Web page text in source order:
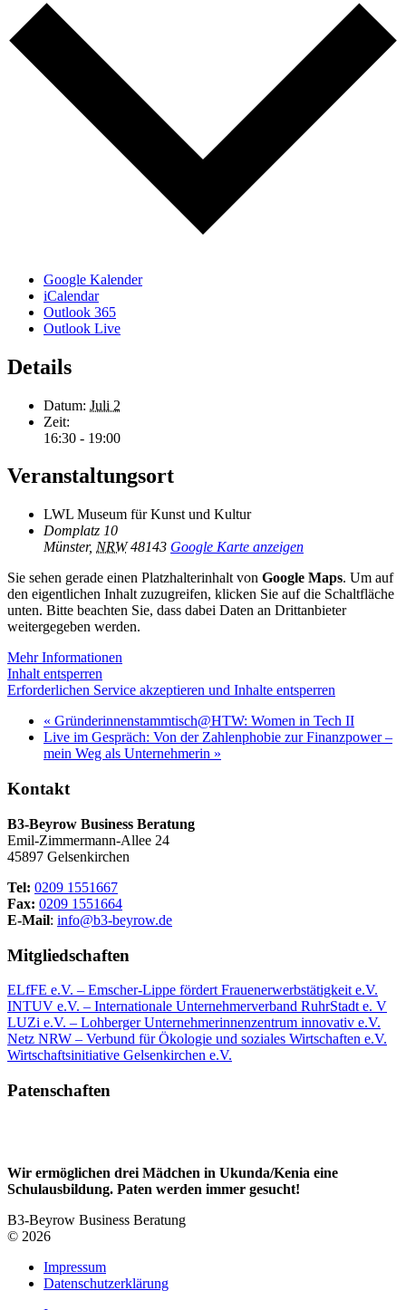
Google Kalender
iCalendar
Outlook 365
Outlook Live
Details
Datum: Juli 2
Zeit:
16:30 - 19:00
Veranstaltungsort
LWL Museum für Kunst und Kultur
Domplatz 10
Münster, NRW 48143 Google Karte anzeigen
Sie sehen gerade einen Platzhalterinhalt von Google Maps. Um auf
den eigentlichen Inhalt zuzugreifen, klicken Sie auf die Schaltfläche
unten. Bitte beachten Sie, dass dabei Daten an Drittanbieter
weitergegeben werden.
Mehr Informationen
Inhalt entsperren
Erforderlichen Service akzeptieren und Inhalte entsperren
« Gründerinnenstammtisch@HTW: Women in Tech II
Live im Gespräch: Von der Zahlenphobie zur Finanzpower –
mein Weg als Unternehmerin »
Kontakt
B3-Beyrow Business Beratung
Emil-Zimmermann-Allee 24
45897 Gelsenkirchen
Tel: 0209 1551667
Fax: 0209 1551664
E-Mail: info@b3-beyrow.de
Mitgliedschaften
ELfFE e.V. – Emscher-Lippe fördert Frauenerwerbstätigkeit e.V.
INTUV e.V. – Internationale Unternehmerverband RuhrStadt e. V
LUZi e.V. – Lohberger Unternehmerinnenzentrum innovativ e.V.
Netz NRW – Verbund für Ökologie und soziales Wirtschaften e.V.
Wirtschaftsinitiative Gelsenkirchen e.V.
Patenschaften
Wir ermöglichen drei Mädchen in Ukunda/Kenia eine
Schulausbildung. Paten werden immer gesucht!
B3-Beyrow Business Beratung
© 2026
Impressum
Datenschutzerklärung